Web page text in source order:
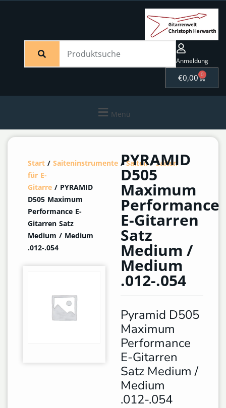
Anmeldung
€0,00 0
Menü
Start / Saiteninstrumente /Saiten/Saiten
für E-
Gitarre / PYRAMID
D505 Maximum
Performance E-
Gitarren Satz
Medium / Medium
.012-.054
PYRAMID
D505
Maximum
Performance
E-Gitarren
Satz
Medium /
Medium
.012-.054
Pyramid D505
Maximum
Performance
E-Gitarren
Satz Medium /
Medium
.012-.054